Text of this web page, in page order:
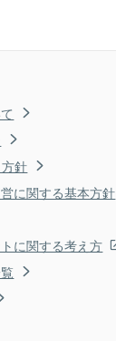
針
に関する基本方針
に関する考え方